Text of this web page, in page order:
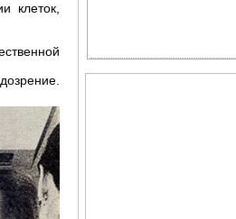
клеток,